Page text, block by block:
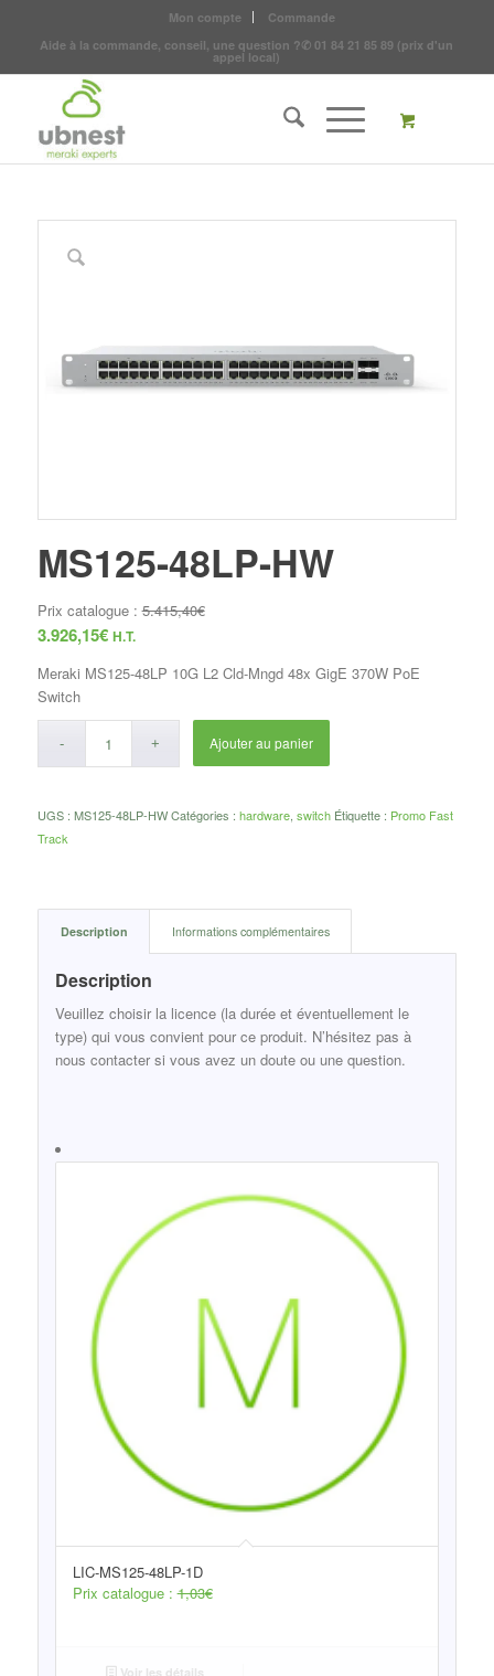
Mon compte
Commande
Aide à la commande, conseil, une question ?✆ 01 84 21 85 89 (prix d'un
appel local)
MS125-48LP-HW
Prix catalogue :5.415,40€
3.926,15€ H.T.
Meraki MS125-48LP 10G L2 Cld-Mngd 48x GigE 370W PoE
Switch
Ajouter au panier
UGS : MS125-48LP-HW Catégories : hardware, switch Étiquette : Promo Fast
Track
Description Informations complémentaires
Description
Veuillez choisir la licence (la durée et éventuellement le
type) qui vous convient pour ce produit. N’hésitez pas à
nous contacter si vous avez un doute ou une question.
LIC-MS125-48LP-1D
Prix catalogue :1,03€
Voir les détails